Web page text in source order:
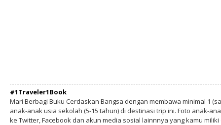
#1Traveler1Book
Mari Berbagi Buku Cerdaskan Bangsa dengan membawa minimal 1
anak-anak usia sekolah (5-15 tahun) di destinasi trip ini. Foto anak-
ke Twitter, Facebook dan akun media sosial lainnnya yang kamu